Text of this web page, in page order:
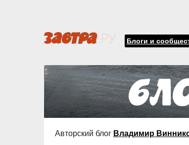
Блоги и
Авторский блог Владимир